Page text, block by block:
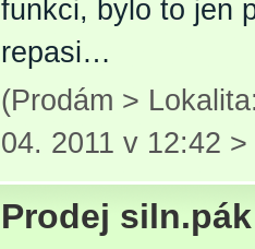
funkci, bylo to jen
repasi…
(Prodám >
04. 2011 v 12:42 >
Prodej